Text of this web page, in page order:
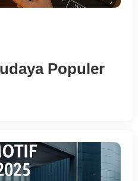
Populer